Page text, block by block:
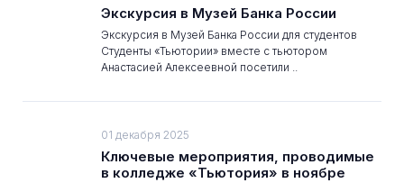
Экскурсия в Музей Банка России
Экскурсия в Музей Банка России для студентов
Студенты «Тьютории» вместе с тьютором
Анастасией Алексеевной посетили ..
01 декабря 2025
Ключевые мероприятия, проводимые
в колледже «Тьютория» в ноябре